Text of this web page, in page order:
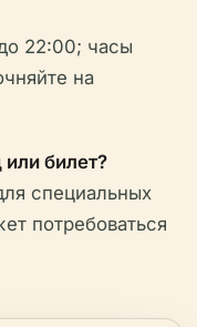
22:00; часы
на
или билет?
специальных
потребоваться